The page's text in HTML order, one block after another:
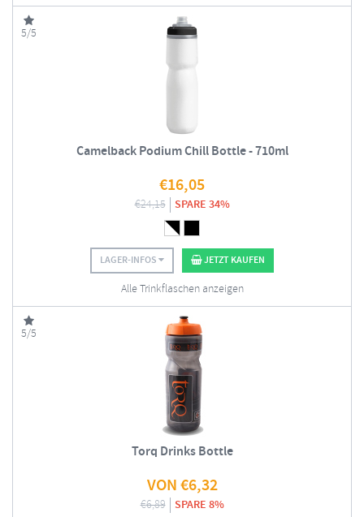
5/5
Camelback Podium Chill Bottle - 710ml
€16,05
€24,15 SPARE 34%
LAGER-INFOS JETZT KAUFEN
Alle Trinkflaschen anzeigen
5/5
Torq Drinks Bottle
VON€6,32
€6,89 SPARE 8%